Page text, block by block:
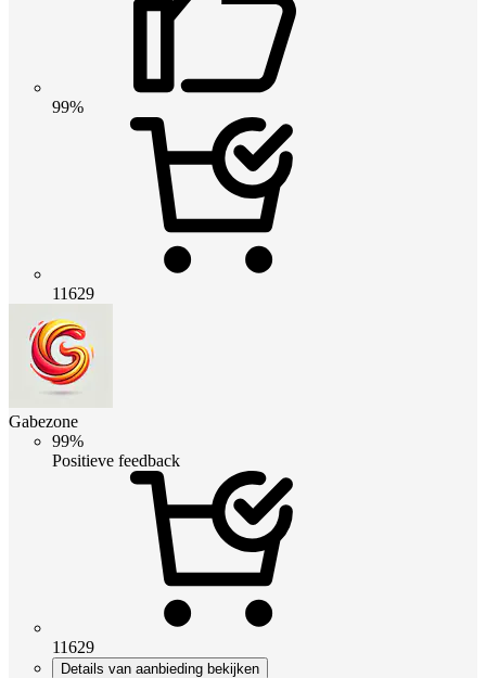
99%
11629
Gabezone
99%
Positieve feedback
11629
Details van aanbieding bekijken